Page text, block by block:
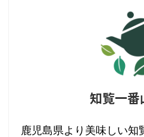
知覧一番
鹿児島県より美味しい知